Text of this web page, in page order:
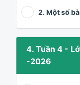
2. Một số
4. Tuần 4 -
-2026